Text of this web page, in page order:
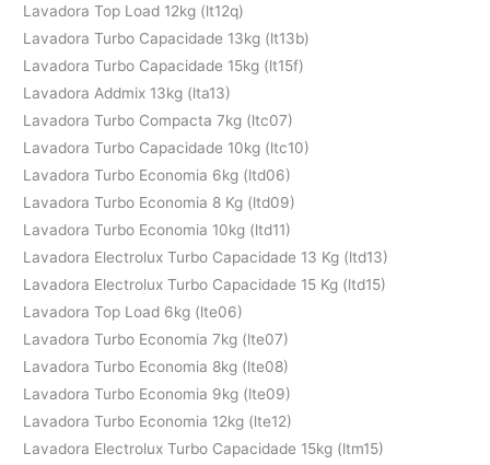
Lavadora Top Load 12kg (lt12q)
Lavadora Turbo Capacidade 13kg (lt13b)
Lavadora Turbo Capacidade 15kg (lt15f)
Lavadora Addmix 13kg (lta13)
Lavadora Turbo Compacta 7kg (ltc07)
Lavadora Turbo Capacidade 10kg (ltc10)
Lavadora Turbo Economia 6kg (ltd06)
Lavadora Turbo Economia 8 Kg (ltd09)
Lavadora Turbo Economia 10kg (ltd11)
Lavadora Electrolux Turbo Capacidade 13 Kg (ltd13)
Lavadora Electrolux Turbo Capacidade 15 Kg (ltd15)
Lavadora Top Load 6kg (lte06)
Lavadora Turbo Economia 7kg (lte07)
Lavadora Turbo Economia 8kg (lte08)
Lavadora Turbo Economia 9kg (lte09)
Lavadora Turbo Economia 12kg (lte12)
Lavadora Electrolux Turbo Capacidade 15kg (ltm15)